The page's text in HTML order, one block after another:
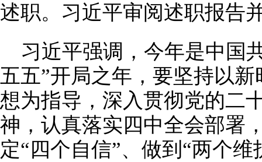
述职。习近平审阅述职报告
习近平强调，今年是中国
五五”开局之年，要坚持以
想为指导，深入贯彻党的二
神，认真落实四中全会部署
定“四个自信”、做到“两个